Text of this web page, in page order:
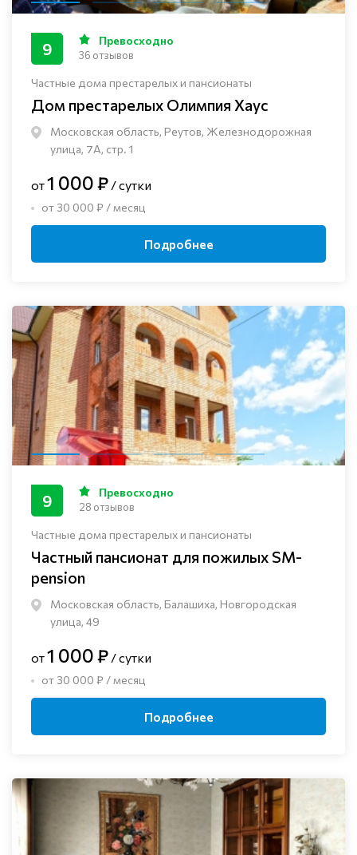
Частные дома престарелых и пансионаты
Дом престарелых Олимпия Хаус
Московская область, Реутов, Железнодорожная
улица, 7А, стр. 1
9 Превосходно
36 отзывов
от1 000 ₽ / сутки
от 30 000 ₽ / месяц
Подробнее
Частные дома престарелых и пансионаты
Частный пансионат для пожилых SM-
pension
Московская область, Балашиха, Новгородская
улица, 49
9 Превосходно
28 отзывов
от1 000 ₽ / сутки
от 30 000 ₽ / месяц
Подробнее